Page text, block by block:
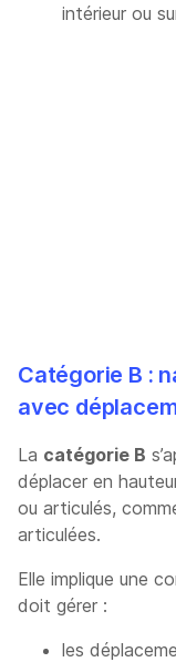
intérieur ou
Catégorie B :
avec
La catégorie B
déplacer en
ou articulés,
articulées.
Elle implique une
doit gérer :
les